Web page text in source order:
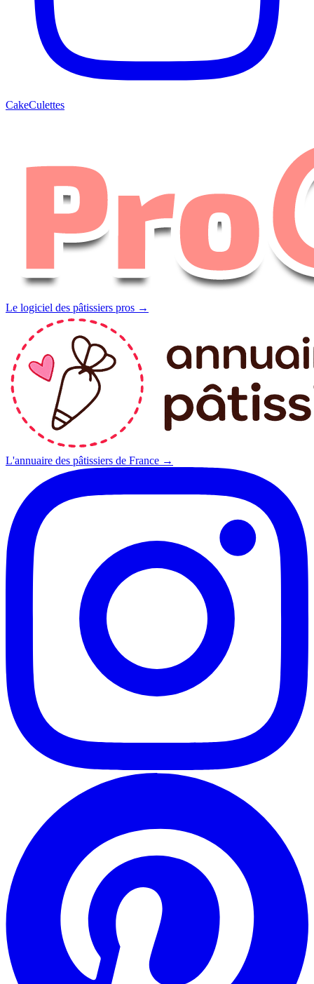
CakeCulettes
Le logiciel des pâtissiers pros →
L'annuaire des pâtissiers de France →